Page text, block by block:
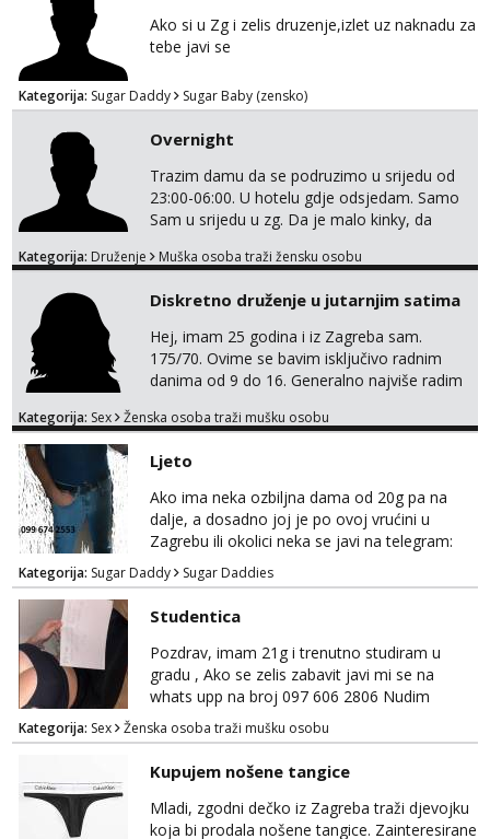
tel:0,93€ - mob:1,12€ min
Razgovaram :)
tel:0,93€ - mob:1,12€ min
Kristina
Razgovaram :)
Učiteljica iz predgrađa traži...
tel:0,93€ - mob:1,12€ min
Monika
Razgovaram :)
Tel:064/677-677- Kod: #133
Obavijesti me kada se oslobodi
Alisa
Razgovaram :)
064/677-677
tel:0,93€ - mob:1,12€ min
Obavijesti me kada se oslobodi
Čekam tvoj poziv!
Tel:064/677-677- Kod: #135
tel:0,93€ - mob:1,12€ min
Anita
Čekam tvoj poziv!
tel:0,93€ - mob:1,12€ min
Ako si u Zg i zelis druzenje,izlet uz naknadu za
tebe javi se
Kategorija: Sugar Daddy Sugar Baby (zensko)
Overnight
Trazim damu da se podruzimo u srijedu od
23:00-06:00. U hotelu gdje odsjedam. Samo
Sam u srijedu u zg. Da je malo kinky, da
party friendly, naravno ako nema kemije ,
si ozbiljna. Javi se na email.
Kategorija: Druženje Muška osoba traži žensku osobu
Diskretno druženje u jutarnjim satima
Hej, imam 25 godina i iz Zagreba sam.
175/70. Ovime se bavim isključivo radnim
danima od 9 do 16. Generalno najviše radim
druženja u diskreciji, vjerovatno ćemo si
također, nisam zainteresirana za one and
done susrete. Ako se nalaziš u ovome, javi
mi se na WhatsApp sa nečime o sebi i tome
što voliš seksualno za daljnji d...
Kategorija: Sex Ženska osoba traži mušku osobu
Ljeto
Ako ima neka ozbiljna dama od 20g pa na
dalje, a dosadno joj je po ovoj vrućini u
Zagrebu ili okolici neka se javi na telegram:
Bozt_8 ili na viber 099 674 2553.
Kategorija: Sugar Daddy Sugar Daddies
Studentica
Pozdrav, imam 21g i trenutno studiram u
gradu , Ako se zelis zabavit javi mi se na
whats upp na broj 097 606 2806 Nudim
razme vrste zabave uzivo i online
Kategorija: Sex Ženska osoba traži mušku osobu
Kupujem nošene tangice
Mladi, zgodni dečko iz Zagreba traži djevojku
koja bi prodala nošene tangice. Zainteresirane